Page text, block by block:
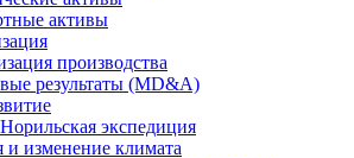
активы
производства
результаты (MD&A)
экспедиция
и изменение климата